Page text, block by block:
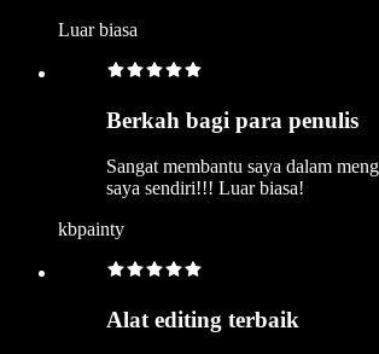
Luar biasa
Berkah bagi para penulis
Sangat membantu saya dalam
saya sendiri!!! Luar biasa!
kbpainty
Alat editing terbaik